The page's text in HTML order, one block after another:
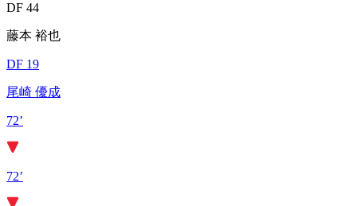
DF 44
藤本 裕也
DF 19
尾崎 優成
72’
72’